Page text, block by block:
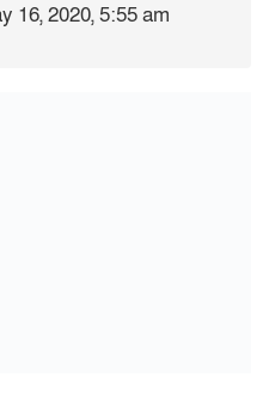
16, 2020, 5:55 am